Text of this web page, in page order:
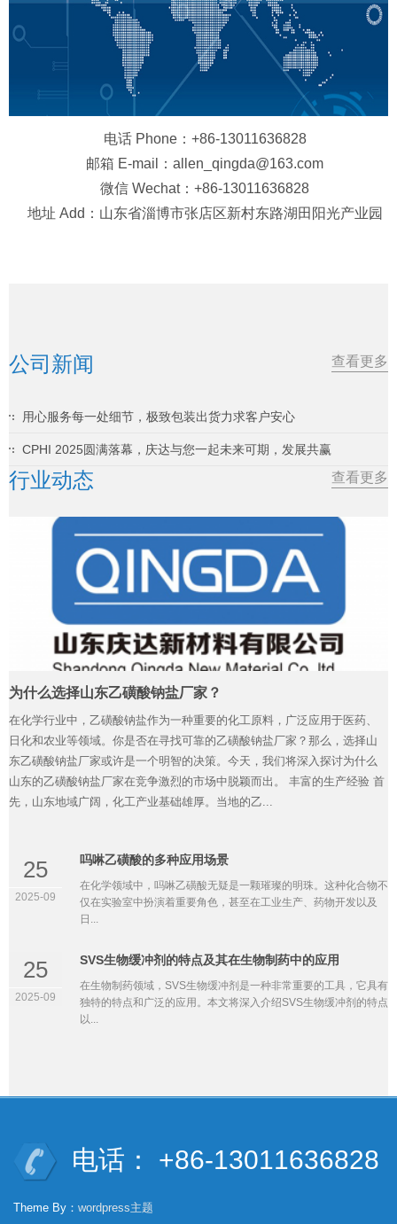
电话 Phone：+86-13011636828
邮箱 E-mail：allen_qingda@163.com
微信 Wechat：+86-13011636828
地址 Add：山东省淄博市张店区新村东路湖田阳光产业园
公司新闻 查看更多
用心服务每一处细节，极致包装出货力求客户安心
CPHI 2025圆满落幕，庆达与您一起未来可期，发展共赢
行业动态 查看更多
为什么选择山东乙磺酸钠盐厂家？
在化学行业中，乙磺酸钠盐作为一种重要的化工原料，广泛应用于医药、
日化和农业等领域。你是否在寻找可靠的乙磺酸钠盐厂家？那么，选择山
东乙磺酸钠盐厂家或许是一个明智的决策。今天，我们将深入探讨为什么
山东的乙磺酸钠盐厂家在竞争激烈的市场中脱颖而出。 丰富的生产经验 首
先，山东地域广阔，化工产业基础雄厚。当地的乙...
25
2025-09
吗啉乙磺酸的多种应用场景
在化学领域中，吗啉乙磺酸无疑是一颗璀璨的明珠。这种化合物不
仅在实验室中扮演着重要角色，甚至在工业生产、药物开发以及
日...
25
2025-09
SVS生物缓冲剂的特点及其在生物制药中的应用
在生物制药领域，SVS生物缓冲剂是一种非常重要的工具，它具有
独特的特点和广泛的应用。本文将深入介绍SVS生物缓冲剂的特点
以...
电话： +86-13011636828
Theme By： wordpress主题